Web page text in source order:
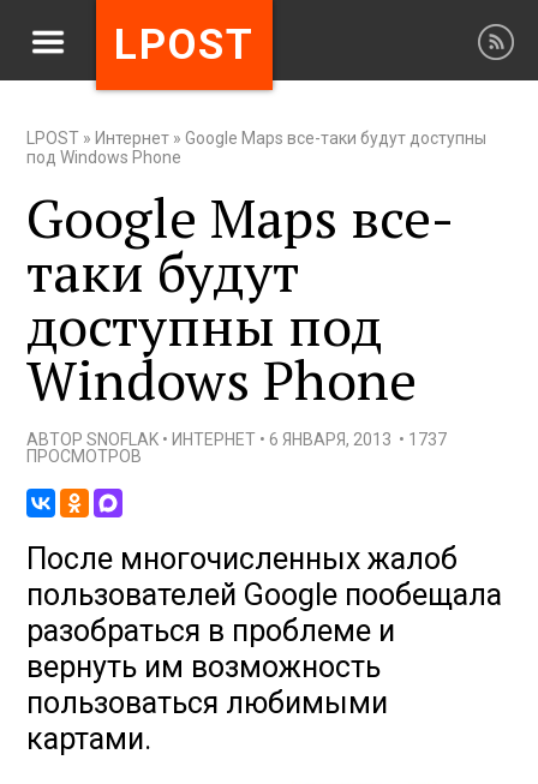
LPOST
LPOST » Интернет »Google Maps все-таки будут доступны
под Windows Phone
Google Maps все-
таки будут
доступны под
Windows Phone
АВТОРSNOFLAK • ИНТЕРНЕТ •6 ЯНВАРЯ, 2013 • 1737
ПРОСМОТРОВ
После многочисленных жалоб
пользователей Google пообещала
разобраться в проблеме и
вернуть им возможность
пользоваться любимыми
картами.